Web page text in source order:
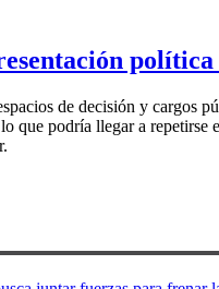
de decisión y cargos
que podría llegar a